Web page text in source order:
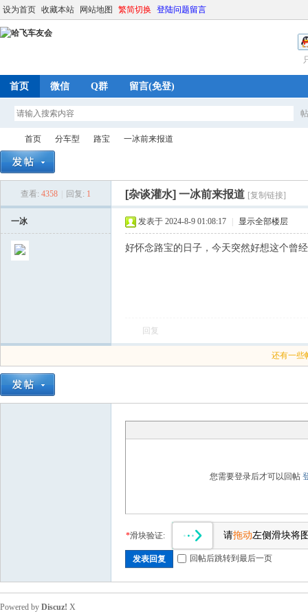
设为首页 收藏本站 网站地图 繁简切换 登陆问题留言
首页 微信 Q群 留言(免登)
友
首页
›
分车型
›
路宝 一冰前来报道
查看: 4358 回复: 1 [杂谈灌水] 一冰前来报道 [复制链接]
一冰 发表于 2024-8-9 01:08:17 显示全部楼层
好怀念路宝的日子，今天突然好想这个曾
回复
还有一些
您需要登录后才可以回帖
*滑块验证: 请拖动左侧滑块将
发表回复 回帖后跳转到最后一页
Powered by Discuz! X